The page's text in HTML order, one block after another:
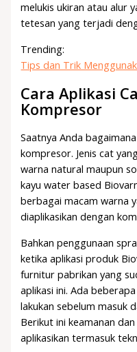
melukis ukiran atau alur
tetesan yang terjadi
Trending:
Tips dan Trik
Cara Aplikasi
Kompresor
Saatnya Anda
kompresor. Jenis cat
warna natural maupun
kayu water based
berbagai macam warna
diaplikasikan dengan
Bahkan penggunaan
ketika aplikasi produk
furnitur pabrikan yang
aplikasi ini. Ada
lakukan sebelum masuk
Berikut ini keamanan
aplikasikan termasuk